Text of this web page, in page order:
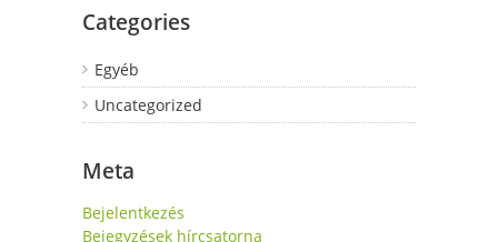
Categories
Egyéb
Uncategorized
Meta
Bejelentkezés
Bejegyzések hírcsatorna